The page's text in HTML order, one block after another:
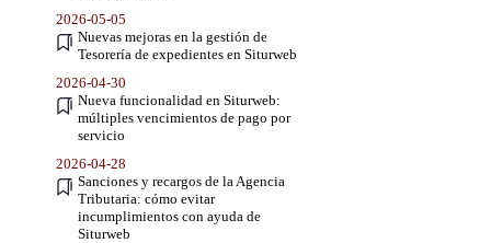
2026-05-05
Nuevas mejoras en la gestión de
Tesorería de expedientes en Siturweb
2026-04-30
Nueva funcionalidad en Siturweb:
múltiples vencimientos de pago por
servicio
2026-04-28
Sanciones y recargos de la Agencia
Tributaria: cómo evitar
incumplimientos con ayuda de
Siturweb